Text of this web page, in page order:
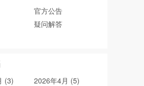
官方公告
疑问解答
(3)
2026年4月 (5)